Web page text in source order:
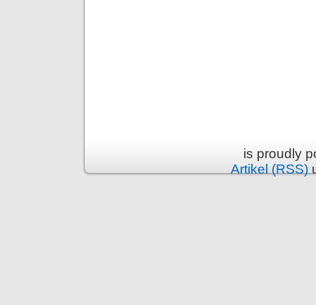
is proudly
Artikel (RSS)